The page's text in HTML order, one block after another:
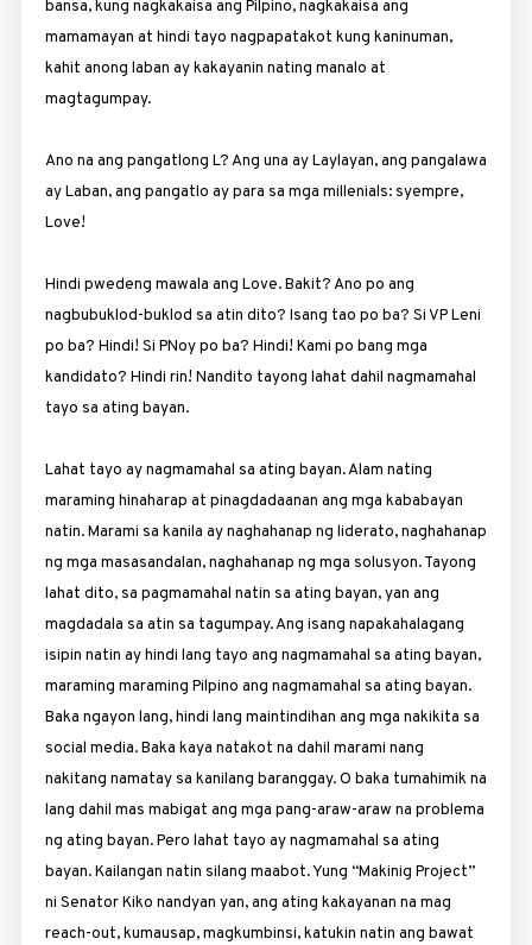
bansa, kung nagkakaisa ang Pilpino, nagkakaisa ang
mamamayan at hindi tayo nagpapatakot kung kaninuman,
kahit anong laban ay kakayanin nating manalo at
magtagumpay.
Ano na ang pangatlong L? Ang una ay Laylayan, ang pangalawa
ay Laban, ang pangatlo ay para sa mga millenials: syempre,
Love!
Hindi pwedeng mawala ang Love. Bakit? Ano po ang
nagbubuklod-buklod sa atin dito? Isang tao po ba? Si VP Leni
po ba? Hindi! Si PNoy po ba? Hindi! Kami po bang mga
kandidato? Hindi rin! Nandito tayong lahat dahil nagmamahal
tayo sa ating bayan.
Lahat tayo ay nagmamahal sa ating bayan. Alam nating
maraming hinaharap at pinagdadaanan ang mga kababayan
natin. Marami sa kanila ay naghahanap ng liderato, naghahanap
ng mga masasandalan, naghahanap ng mga solusyon. Tayong
lahat dito, sa pagmamahal natin sa ating bayan, yan ang
magdadala sa atin sa tagumpay. Ang isang napakahalagang
isipin natin ay hindi lang tayo ang nagmamahal sa ating bayan,
maraming maraming Pilpino ang nagmamahal sa ating bayan.
Baka ngayon lang, hindi lang maintindihan ang mga nakikita sa
social media. Baka kaya natakot na dahil marami nang
nakitang namatay sa kanilang baranggay. O baka tumahimik na
lang dahil mas mabigat ang mga pang-araw-araw na problema
ng ating bayan. Pero lahat tayo ay nagmamahal sa ating
bayan. Kailangan natin silang maabot. Yung “Makinig Project”
ni Senator Kiko nandyan yan, ang ating kakayanan na mag
reach-out, kumausap, magkumbinsi, katukin natin ang bawat